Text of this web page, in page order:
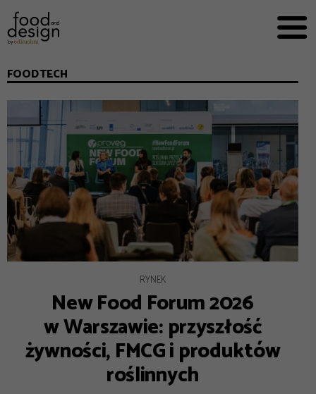


EKSPERCI
FOOD WORKING
E-BOOKI
O NAS
REKLAMA
FOODTECH
RYNEK
New Food Forum 2026
w Warszawie: przyszłość
żywności, FMCG i produktów
roślinnych